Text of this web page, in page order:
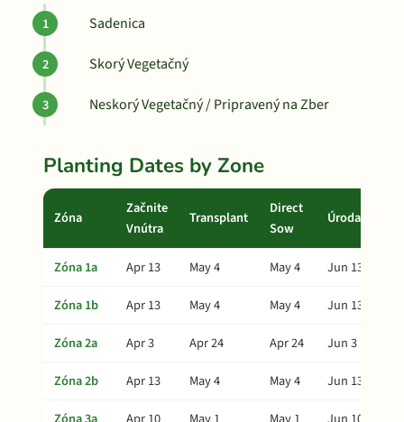
Sadenica
Skorý Vegetačný
Neskorý Vegetačný / Pripravený na Zber
Planting Dates by Zone
Zóna
Začnite
Vnútra
Transplant
Direct
Sow
Úroda
Zóna 1a Apr 13 May 4 May 4
Jun 13
Zóna 1b
Apr 13 May 4 May 4
Jun 13
Zóna 2a
Apr 3 Apr 24 Apr 24
Jun 3
Zóna 2b
Apr 13 May 4 May 4
Jun 13